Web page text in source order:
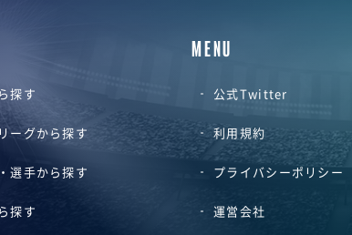
探す
ーグから探す
選手から探す
探す
MENU
公式Twitter
利用規約
プライバシーポリシー
運営会社